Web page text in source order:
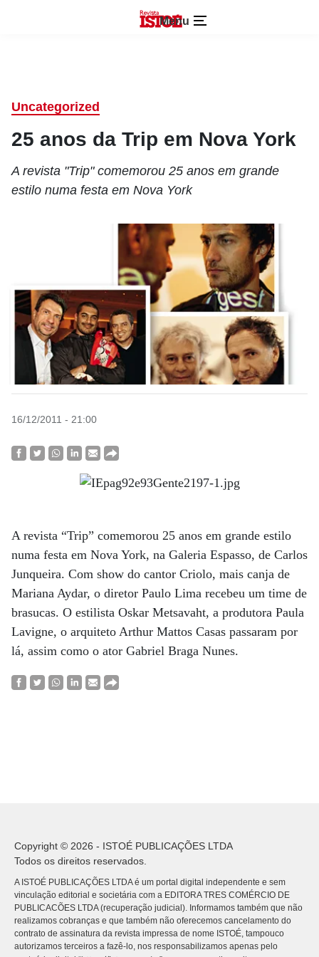
Menu
Uncategorized
25 anos da Trip em Nova York
A revista "Trip" comemorou 25 anos em grande
estilo numa festa em Nova York
16/12/2011 - 21:00
A revista “Trip” comemorou 25 anos em grande estilo
numa festa em Nova York, na Galeria Espasso, de Carlos
Junqueira. Com show do cantor Criolo, mais canja de
Mariana Aydar, o diretor Paulo Lima recebeu um time de
brasucas. O estilista Oskar Metsavaht, a produtora Paula
Lavigne, o arquiteto Arthur Mattos Casas passaram por
lá, assim como o ator Gabriel Braga Nunes.
Copyright © 2026 - ISTOÉ PUBLICAÇÕES LTDA
Todos os direitos reservados.
A ISTOÉ PUBLICAÇÕES LTDA é um portal digital independente e sem
vinculação editorial e societária com a EDITORA TRES COMÉRCIO DE
PUBLICACÕES LTDA (recuperação judicial). Informamos também que não
realizamos cobranças e que também não oferecemos cancelamento do
contrato de assinatura da revista impressa de nome ISTOÉ, tampouco
autorizamos terceiros a fazê-lo, nos responsabilizamos apenas pelo